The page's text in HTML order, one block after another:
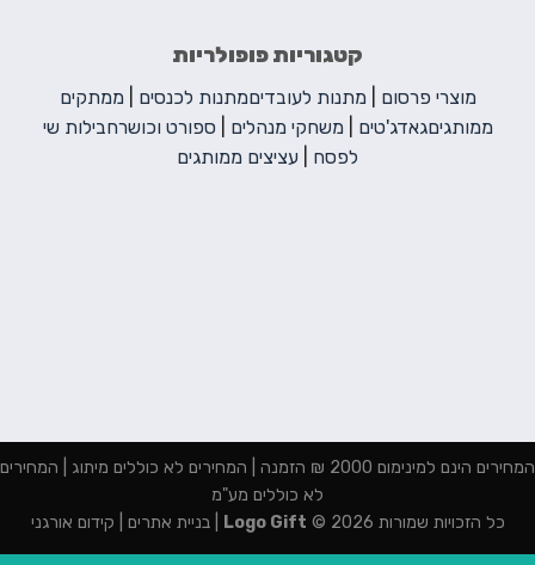
קטגוריות פופולריות
מוצרי פרסום מתנות לעובדיםמתנות לכנסים
ממתקים
ממותגיםגאדג'טים משחקי מנהלים ספורט וכושרחבילות שי
לפסח
עציצים ממותגים
המחירים הינם למינימום 2000 ₪ הזמנה | המחירים לא כוללים מיתוג | המחירים
לא כוללים מע"מ
כל הזכויות שמורות 2026 ©
Logo Gift
|בניית אתרים קידום אורגני